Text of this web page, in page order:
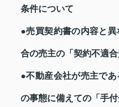
条件について
●売買契約書の内容と
合の売主の「契約不適
●不動産会社が売主で
の事態に備えての「手